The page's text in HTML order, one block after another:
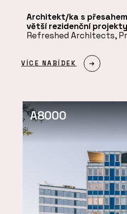
Architekt/ka s
větší rezidenční projekty
Refreshed Architects,
VÍCE NABÍDEK
A8000